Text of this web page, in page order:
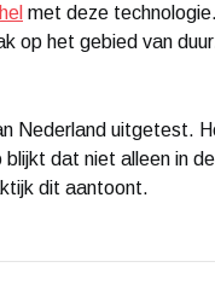
met deze
op het gebied van
Nederland uitgetest.
dat niet alleen in
dit aantoont.